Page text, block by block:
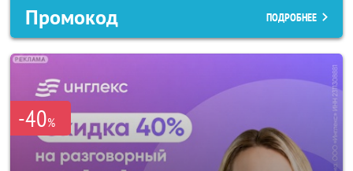
Промокод ПОДРОБНЕЕ
-40%